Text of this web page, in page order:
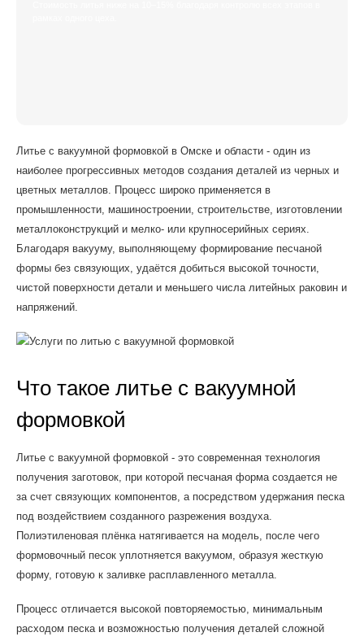
Литье с вакуумной формовкой в Омске и области - один из
наиболее прогрессивных методов создания деталей из черных и
цветных металлов. Процесс широко применяется в
промышленности, машиностроении, строительстве, изготовлении
металлоконструкций и мелко- или крупносерийных сериях.
Благодаря вакууму, выполняющему формирование песчаной
формы без связующих, удаётся добиться высокой точности,
чистой поверхности детали и меньшего числа литейных раковин и
напряжений.
Что такое литье с вакуумной
формовкой
Литье с вакуумной формовкой - это современная технология
получения заготовок, при которой песчаная форма создается не
за счет связующих компонентов, а посредством удержания песка
под воздействием созданного разрежения воздуха.
Полиэтиленовая плёнка натягивается на модель, после чего
формовочный песок уплотняется вакуумом, образуя жесткую
форму, готовую к заливке расплавленного металла.
Процесс отличается высокой повторяемостью, минимальным
расходом песка и возможностью получения деталей сложной